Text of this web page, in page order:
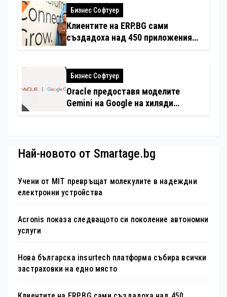
Бизнес Софтуер
Клиентите на ERP.BG сами
създадоха над 450 приложения
интелект
Бизнес Софтуер
Oracle предоставя моделите
Gemini на Google на хиляди
Най-новото от Smartage.bg
Учени от MIT превръщат молекулите в надеждни
електронни устройства
Acronis показа следващото си поколение автономни
услуги
Нова българска insurtech платформа събира всички
застраховки на едно място